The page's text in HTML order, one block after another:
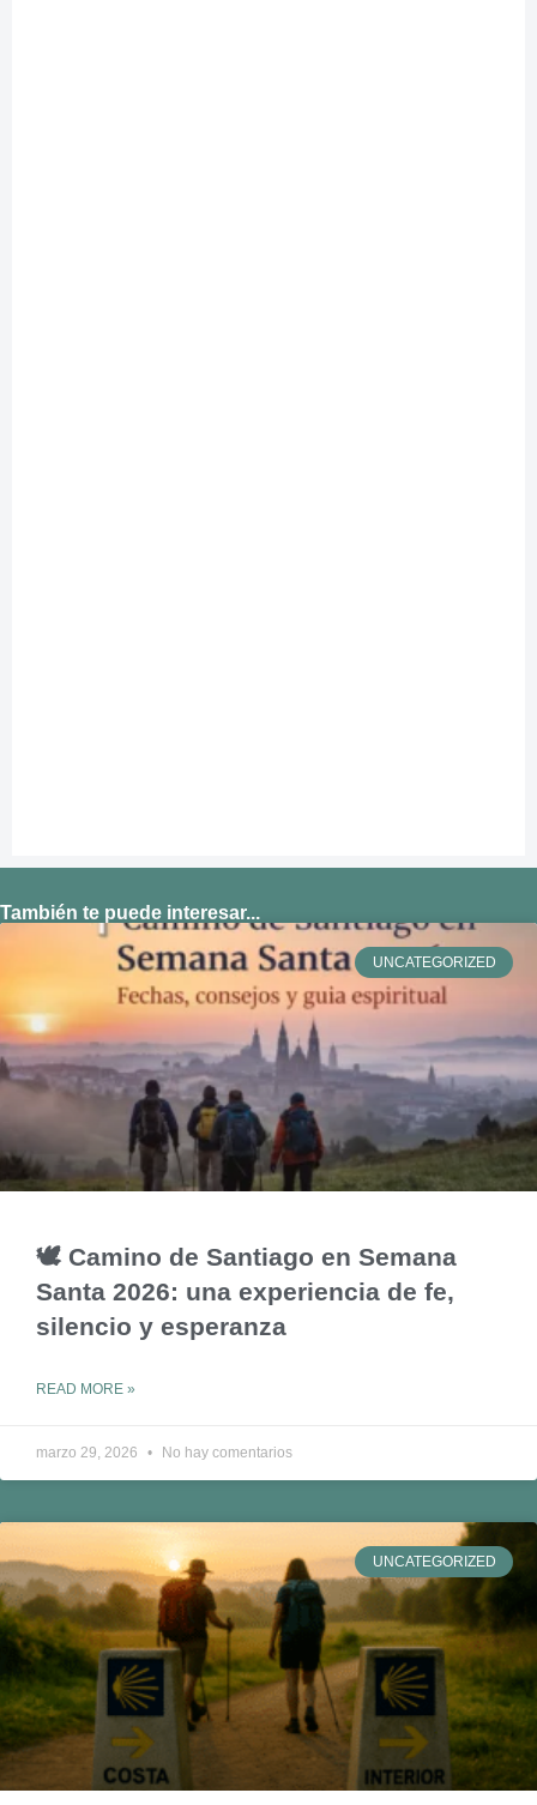
También te puede interesar...
UNCATEGORIZED
🕊️ Camino de Santiago en Semana
Santa 2026: una experiencia de fe,
silencio y esperanza
READ MORE »
marzo 29, 2026 No hay comentarios
UNCATEGORIZED